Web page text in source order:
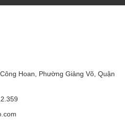
Hoan, Phường Giảng Võ, Quận